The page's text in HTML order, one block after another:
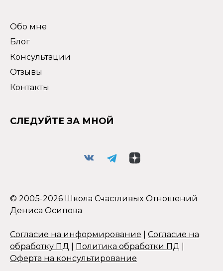
Обо мне
Блог
Консультации
Отзывы
Контакты
СЛЕДУЙТЕ ЗА МНОЙ
© 2005-2026 Школа Счастливых Отношений
Дениса Осипова
Согласие на информирование
Согласие на
обработку ПД
Политика обработки ПД
Оферта на консультирование